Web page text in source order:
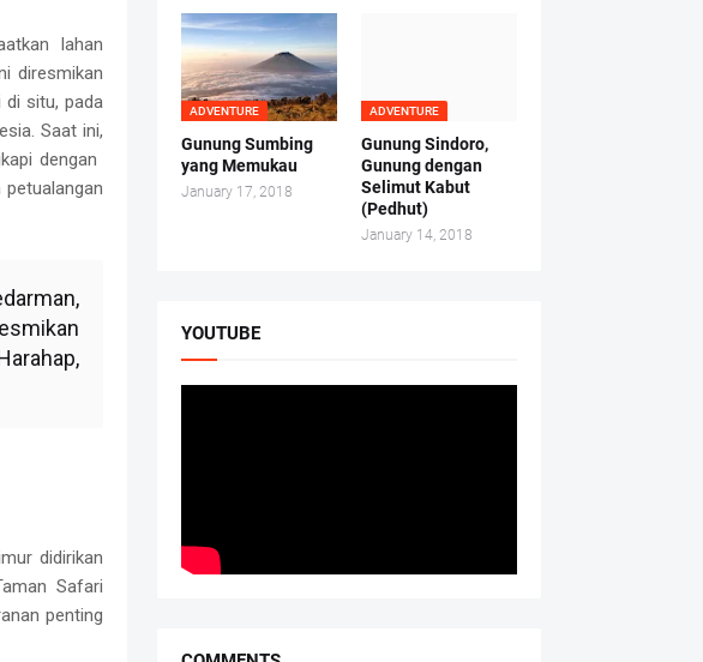
lahan
diresmikan
di situ, pada
Saat ini,
dengan
didirikan
Safari
penting
ADVENTURE
Gunung Sumbing
yang Memukau
January 17, 2018
ADVENTURE
Gunung Sindoro,
Gunung dengan
Selimut Kabut
(Pedhut)
January 14, 2018
YOUTUBE